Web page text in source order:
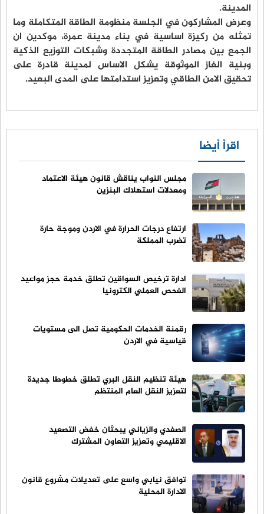
المدينة.
وعرض المشاركون في الجلسة منظومة الطاقة المتكاملة وما
تمثله من ركيزة اساسية في بناء مدينة عمرة، موكدين ان
الجمع بين مصادر الطاقة المتجددة وشبكات التوزيع الذكية
وبنية الغاز الموثوقة يشكل الاساس لمدينة قادرة على
تحقيق الامن الطاقي وتعزيز استدامتها على المدى البعيد.
اقرأ أيضا
مجلس النواب يناقش قانون هيئة الاعتماد
ومعدلات استهلاك البنزين
ارتفاع درجات الحرارة في الاردن وموجة حارة
تضرب المملكة
ادارة ترخيص السواقين تطلق خدمة حجز مواعيد
الفحص العملي الكترونيا
رقمنة الخدمات الحكومية تصل الى مستويات
قياسية في الاردن
هيئة تنظيم النقل البري تطلق خطوطا جديدة
لتعزيز النقل العام المنتظم
الصفدي والزياني يبحثان خفض التصعيد
الاقليمي وتعزيز التعاون المشترك
توافق نيابي واسع على تعديلات مشروع قانون
الادارة المحلية